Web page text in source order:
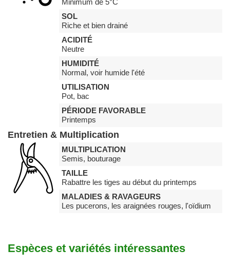
Minimum de 5°C
SOL
Riche et bien drainé
ACIDITÉ
Neutre
HUMIDITÉ
Normal, voir humide l'été
UTILISATION
Pot, bac
PÉRIODE FAVORABLE
Printemps
Entretien & Multiplication
MULTIPLICATION
Semis, bouturage
TAILLE
Rabattre les tiges au début du printemps
MALADIES & RAVAGEURS
Les pucerons, les araignées rouges, l'oïdium
Espèces et variétés intéressantes